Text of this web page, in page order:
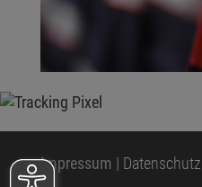
Impressum | Datenschutz